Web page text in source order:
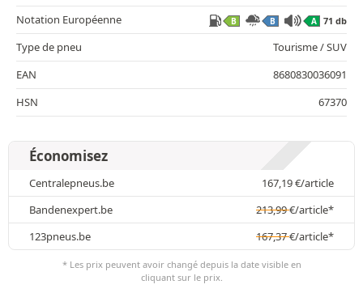
Notation Européenne
B B A 71 db
Type de pneu
Tourisme / SUV
EAN
8680830036091
HSN
67370
Économisez
Centralepneus.be 167,19€/article
Bandenexpert.be
213,99€/article*
123pneus.be
167,37€/article*
* Les prix peuvent avoir changé depuis la date visible en
cliquant sur le prix.